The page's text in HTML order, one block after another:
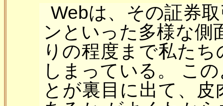
Webは、その証券
ンといった多様な側
りの程度まで私た
しまっている。 こ
とが裏目に出て、